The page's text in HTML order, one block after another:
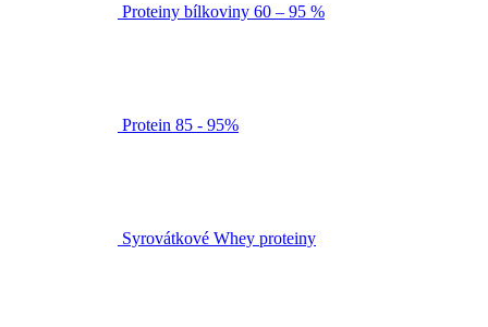
Proteiny bílkoviny 60 – 95 %
Protein 85 - 95%
Syrovátkové Whey proteiny